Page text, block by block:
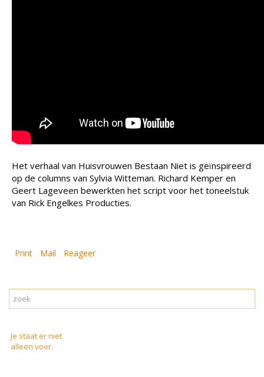
Het verhaal van Huisvrouwen Bestaan Niet is geïnspireerd
op de columns van Sylvia Witteman. Richard Kemper en
Geert Lageveen bewerkten het script voor het toneelstuk
van Rick Engelkes Producties.
Print Mail Reageer
Je staat er niet
alleen voor.